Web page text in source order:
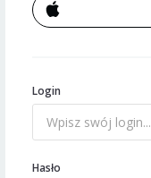
Login
Hasło